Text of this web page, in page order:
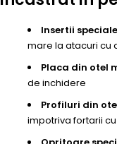
Insertii
mare la atacuri cu
Placa din otel
de inchidere
Profiluri din
impotriva fortarii